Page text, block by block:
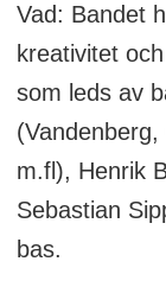
Vad: Bandet
kreativitet
som leds av
m.fl), Henrik
Sebastian
bas.